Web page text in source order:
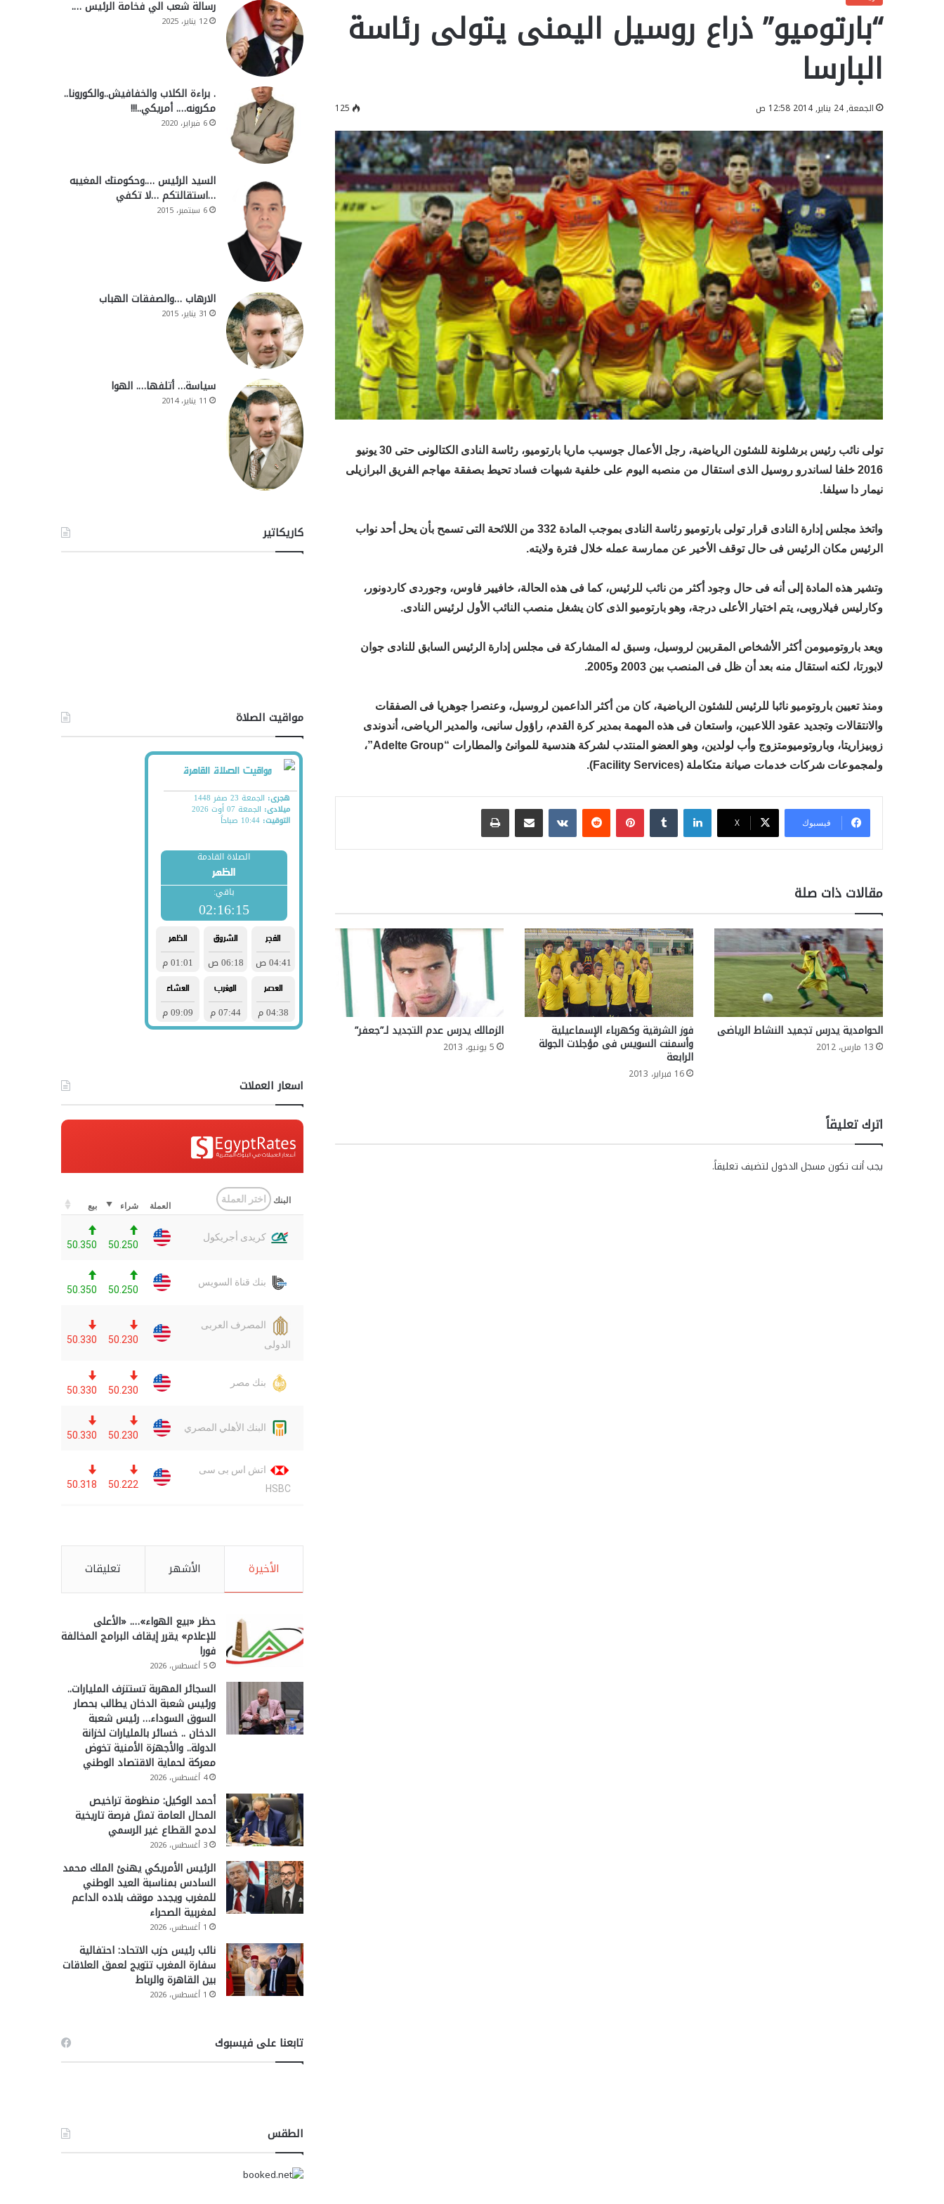
“بارتوميو” ذراع روسيل اليمنى يتولى رئاسة
البارسا
الجمعة, 24 يناير, 2014 12:58 ص 125
تولى نائب رئيس برشلونة للشئون الرياضية، رجل الأعمال جوسيب ماريا بارتوميو، رئاسة النادى الكتالونى حتى 30 يونيو
2016 خلفا لساندرو روسيل الذى استقال من منصبه اليوم على خلفية شبهات فساد تحيط بصفقة مهاجم الفريق البرازيلى
نيمار دا سيلفا.
واتخذ مجلس إدارة النادى قرار تولى بارتوميو رئاسة النادى بموجب المادة 332 من اللائحة التى تسمح بأن يحل أحد نواب
الرئيس مكان الرئيس فى حال توقف الأخير عن ممارسة عمله خلال فترة ولايته.
وتشير هذه المادة إلى أنه فى حال وجود أكثر من نائب للرئيس، كما فى هذه الحالة، خافيير فاوس، وجوردى كاردونور،
وكارليس فيلاروبى، يتم اختيار الأعلى درجة، وهو بارتوميو الذى كان يشغل منصب النائب الأول لرئيس النادى.
ويعد باروتوميومن أكثر الأشخاص المقربين لروسيل، وسبق له المشاركة فى مجلس إدارة الرئيس السابق للنادى جوان
لابورتا، لكنه استقال منه بعد أن ظل فى المنصب بين 2003 و2005.
ومنذ تعيين باروتوميو نائبا للرئيس للشئون الرياضية، كان من أكثر الداعمين لروسيل، وعنصرا جوهريا فى الصفقات
والانتقالات وتجديد عقود اللاعبين، واستعان فى هذه المهمة بمدير كرة القدم، راؤول سانيى، والمدير الرياضى، أندوندى
زوبيزاريتا، وباروتوميومتزوج وأب لولدين، وهو العضو المنتدب لشركة هندسية للموانئ والمطارات “Adelte Group”،
ولمجموعات شركات خدمات صيانة متكاملة (Facility Services).
فيسبوك ‫X
لينكدإن بينتيريست مشاركة عبر البريد طباعة
مقالات ذات صلة
الحوامدية يدرس تجميد النشاط الرياضى
13 مارس، 2012
فوز الشرقية وكهرباء الإسماعيلية
وأسمنت السويس فى مؤجلات الجولة
الرابعة
16 فبراير، 2013
الزمالك يدرس عدم التجديد لـ”جعفر”
5 يونيو، 2013
اترك تعليقاً
يجب أنت تكون مسجل الدخول لتضيف تعليقاً.
رسالة شعب الي فخامة الرئيس ….
12 يناير، 2025
. براءة الكلاب والخفافيش..والكورونا..
مكرونه…. أمريكي..!!!
6 فبراير، 2020
السيد الرئيس ….وحكومتك المغيبه
…استقالتكم …لا تكفي
6 سبتمبر، 2015
الارهاب …والصفقات الهباب
31 يناير، 2015
سياسة… أتلفها…. الهوا
11 يناير، 2014
كاريكاتير
مواقيت الصلاة
اسعار العملات
الأخيرة الأشهر تعليقات
حظر «بيع الهواء»…. «الأعلى
للإعلام» يقرر إيقاف البرامج المخالفة
فورا
5 أغسطس، 2026
السجائر المهربة تستنزف المليارات..
ورئيس شعبة الدخان يطالب بحصار
السوق السوداء… رئيس شعبة
الدخان .. خسائر بالمليارات لخزانة
الدولة.. والأجهزة الأمنية تخوض
معركة لحماية الاقتصاد الوطني
4 أغسطس، 2026
أحمد الوكيل: منظومة تراخيص
المحال العامة تمثل فرصة تاريخية
لدمج القطاع غير الرسمي
3 أغسطس، 2026
الرئيس الأمريكي يهنئ الملك محمد
السادس بمناسبة العيد الوطني
للمغرب ويجدد موقف بلاده الداعم
لمغربية الصحراء
1 أغسطس، 2026
نائب رئيس حزب الاتحاد: احتفالية
سفارة المغرب تتويج لعمق العلاقات
بين القاهرة والرباط
1 أغسطس، 2026
تابعنا على فيسبوك
الطقس